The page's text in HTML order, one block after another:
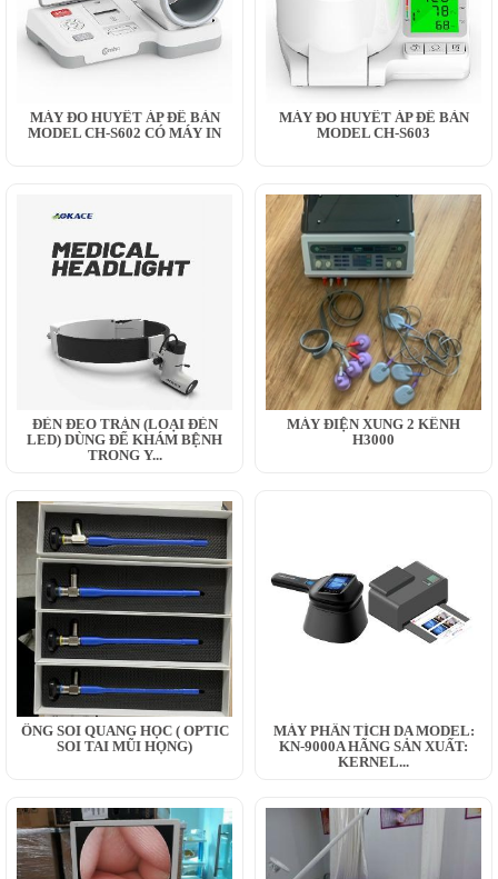
MÁY ĐO HUYẾT ÁP ĐỂ BÀN
MODEL CH-S602 CÓ MÁY IN
MÁY ĐO HUYẾT ÁP ĐỂ BÀN
MODEL CH-S603
ĐÈN ĐEO TRÁN (LOẠI ĐÈN
LED) DÙNG ĐỂ KHÁM BỆNH
TRONG Y...
MÁY ĐIỆN XUNG 2 KÊNH
H3000
ỐNG SOI QUANG HỌC ( OPTIC
SOI TAI MŨI HỌNG)
MÁY PHÂN TÍCH DA MODEL:
KN-9000A HÃNG SẢN XUẤT:
KERNEL...